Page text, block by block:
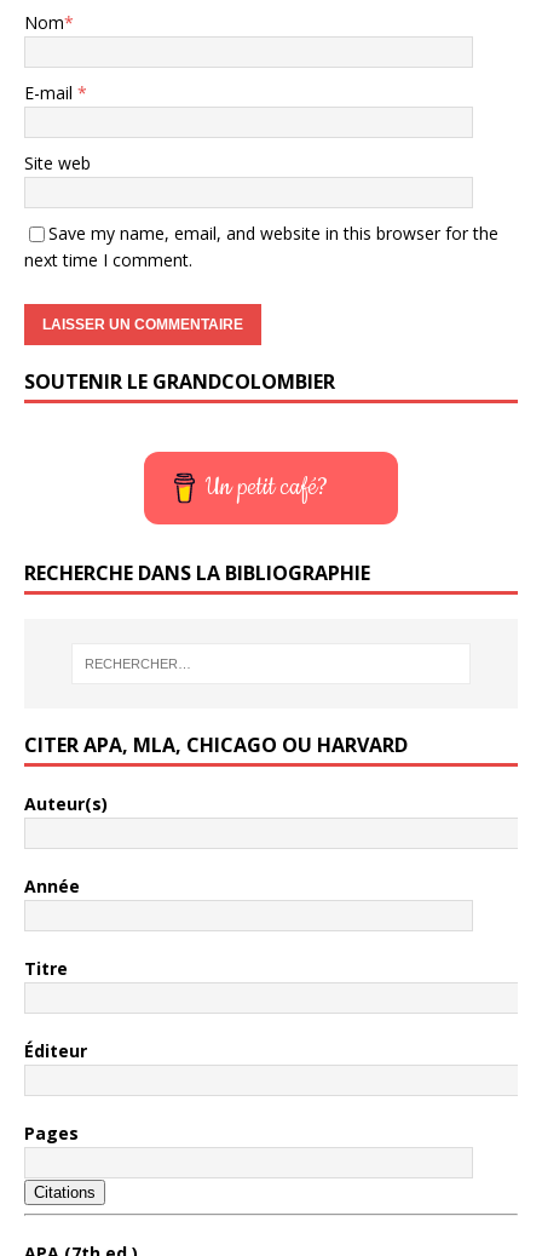
Nom*
E-mail *
Site web
Save my name, email, and website in this browser for the
next time I comment.
SOUTENIR LE GRANDCOLOMBIER
Un petit café?
RECHERCHE DANS LA BIBLIOGRAPHIE
CITER APA, MLA, CHICAGO OU HARVARD
Auteur(s)
Année
Titre
Éditeur
Pages
Citations